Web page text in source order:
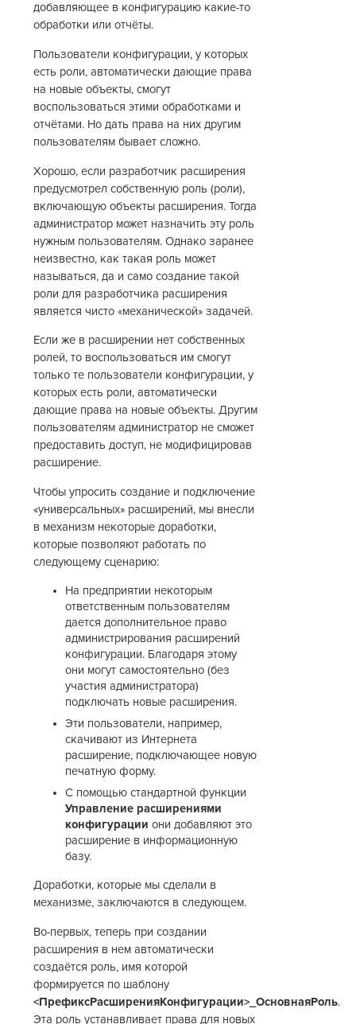
добавляющее в конфигурацию какие-то
обработки или отчёты.
Пользователи конфигурации, у которых
есть роли, автоматически дающие права
на новые объекты, смогут
воспользоваться этими обработками и
отчётами. Но дать права на них другим
пользователям бывает сложно.
Хорошо, если разработчик расширения
предусмотрел собственную роль (роли),
включающую объекты расширения. Тогда
администратор может назначить эту роль
нужным пользователям. Однако заранее
неизвестно, как такая роль может
называться, да и само создание такой
роли для разработчика расширения
является чисто «механической» задачей.
Если же в расширении нет собственных
ролей, то воспользоваться им смогут
только те пользователи конфигурации, у
которых есть роли, автоматически
дающие права на новые объекты. Другим
пользователям администратор не сможет
предоставить доступ, не модифицировав
расширение.
Чтобы упросить создание и подключение
«универсальных» расширений, мы внесли
в механизм некоторые доработки,
которые позволяют работать по
следующему сценарию:
На предприятии некоторым
ответственным пользователям
дается дополнительное право
администрирования расширений
конфигурации. Благодаря этому
они могут самостоятельно (без
участия администратора)
подключать новые расширения.
Эти пользователи, например,
скачивают из Интернета
расширение, подключающее новую
печатную форму.
С помощью стандартной функции
Управление расширениями
конфигурации они добавляют это
расширение в информационную
базу.
Доработки, которые мы сделали в
механизме, заключаются в следующем.
Во-первых, теперь при создании
расширения в нем автоматически
создаётся роль, имя которой
формируется по шаблону
<ПрефиксРасширенияКонфигурации>_ОсновнаяРоль.
Эта роль устанавливает права для новых